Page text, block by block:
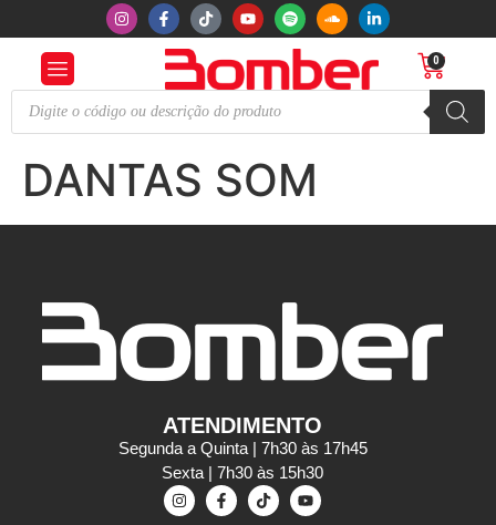
0
DANTAS SOM
ATENDIMENTO
Segunda a Quinta | 7h30 às 17h45
Sexta | 7h30 às 15h30